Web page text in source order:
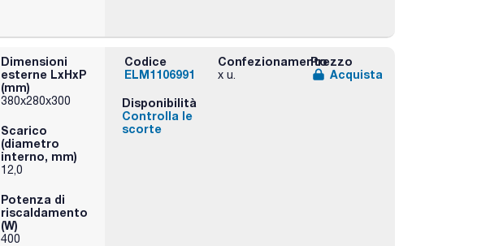
Dimensioni
esterne LxHxP
(mm)
380x280x300
Scarico
(diametro
interno, mm)
12,0
Potenza di
riscaldamento
(W)
400
Codice
ELM1106991
Confezionamento
x u.
Prezzo
Acquista
Disponibilità
Controlla le
scorte